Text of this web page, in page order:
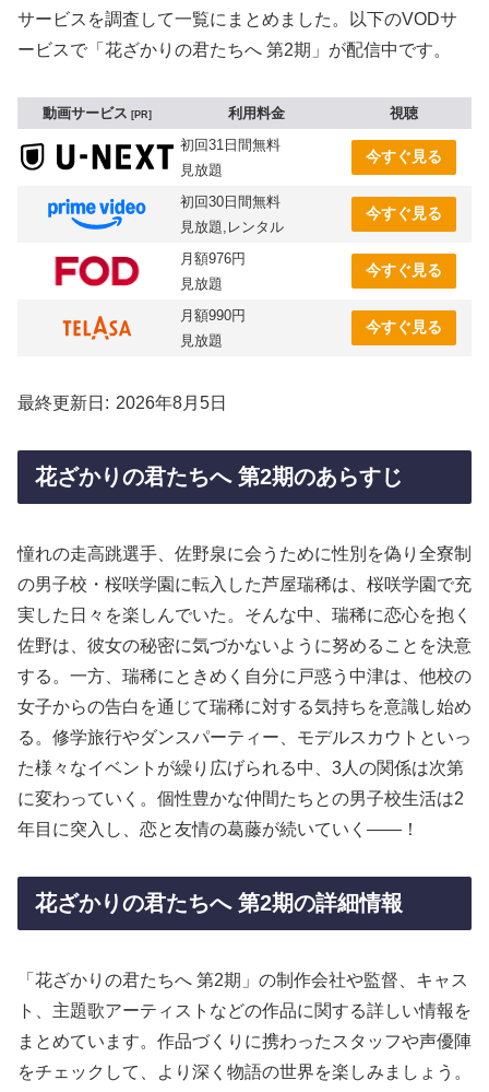
サービスを調査して一覧にまとめました。以下のVODサ
ービスで「花ざかりの君たちへ 第2期」が配信中です。
動画サービス PR 利用料金
視聴
初回31日間無料
見放題
今すぐ見る
初回30日間無料
見放題,レンタル
今すぐ見る
月額976円
見放題
今すぐ見る
月額990円
見放題
今すぐ見る
最終更新日 2026年8月5日
花ざかりの君たちへ 第2期のあらすじ
憧れの走高跳選手、佐野泉に会うために性別を偽り全寮制
の男子校・桜咲学園に転入した芦屋瑞稀は、桜咲学園で充
実した日々を楽しんでいた。そんな中、瑞稀に恋心を抱く
佐野は、彼女の秘密に気づかないように努めることを決意
する。一方、瑞稀にときめく自分に戸惑う中津は、他校の
女子からの告白を通じて瑞稀に対する気持ちを意識し始め
る。修学旅行やダンスパーティー、モデルスカウトといっ
た様々なイベントが繰り広げられる中、3人の関係は次第
に変わっていく。個性豊かな仲間たちとの男子校生活は2
年目に突入し、恋と友情の葛藤が続いていく――！
花ざかりの君たちへ 第2期の詳細情報
「花ざかりの君たちへ 第2期」の制作会社や監督、キャス
ト、主題歌アーティストなどの作品に関する詳しい情報を
まとめています。作品づくりに携わったスタッフや声優陣
をチェックして、より深く物語の世界を楽しみましょう。